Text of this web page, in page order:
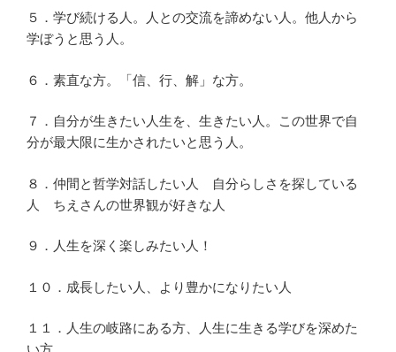
５．学び続ける人。人との交流を諦めない人。他人から
学ぼうと思う人。
６．素直な方。「信、行、解」な方。
７．自分が生きたい人生を、生きたい人。この世界で自
分が最大限に生かされたいと思う人。
８．仲間と哲学対話したい人 自分らしさを探している
人 ちえさんの世界観が好きな人
９．人生を深く楽しみたい人！
１０．成長したい人、より豊かになりたい人
１１．人生の岐路にある方、人生に生きる学びを深めた